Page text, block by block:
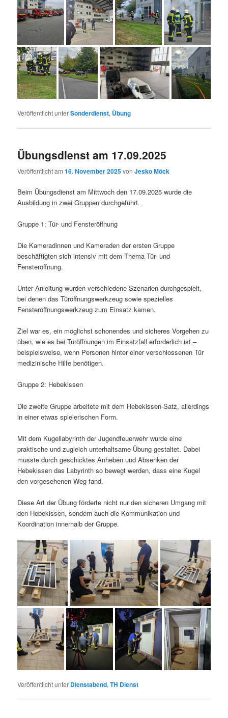
Veröffentlicht unterSonderdienst, Übung
Übungsdienst am 17.09.2025
Veröffentlicht am16. November 2025vonJesko Möck
Beim Übungsdienst am Mittwoch den 17.09.2025 wurde die
Ausbildung in zwei Gruppen durchgeführt.
Gruppe 1: Tür- und Fensteröffnung
Die Kameradinnen und Kameraden der ersten Gruppe
beschäftigten sich intensiv mit dem Thema Tür- und
Fensteröffnung.
Unter Anleitung wurden verschiedene Szenarien durchgespielt,
bei denen das Türöffnungswerkzeug sowie spezielles
Fensteröffnungswerkzeug zum Einsatz kamen.
Ziel war es, ein möglichst schonendes und sicheres Vorgehen zu
üben, wie es bei Türöffnungen im Einsatzfall erforderlich ist –
beispielsweise, wenn Personen hinter einer verschlossenen Tür
medizinische Hilfe benötigen.
Gruppe 2: Hebekissen
Die zweite Gruppe arbeitete mit dem Hebekissen-Satz, allerdings
in einer etwas spielerischen Form.
Mit dem Kugellabyrinth der Jugendfeuerwehr wurde eine
praktische und zugleich unterhaltsame Übung gestaltet. Dabei
musste durch geschicktes Anheben und Absenken der
Hebekissen das Labyrinth so bewegt werden, dass eine Kugel
den vorgesehenen Weg fand.
Diese Art der Übung förderte nicht nur den sicheren Umgang mit
den Hebekissen, sondern auch die Kommunikation und
Koordination innerhalb der Gruppe.
Veröffentlicht unter Dienstabend,TH Dienst